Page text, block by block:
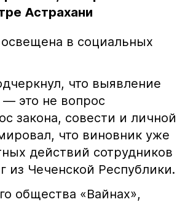
Астрахани
в социальных
что выявление
это не вопрос
закона, совести и личной
что виновник уже
действий сотрудников
из Чеченской Республики.
общества «Вайнах»,